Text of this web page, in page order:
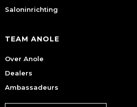
Saloninrichting
TEAM ANOLE
Over Anole
Dealers
Ambassadeurs